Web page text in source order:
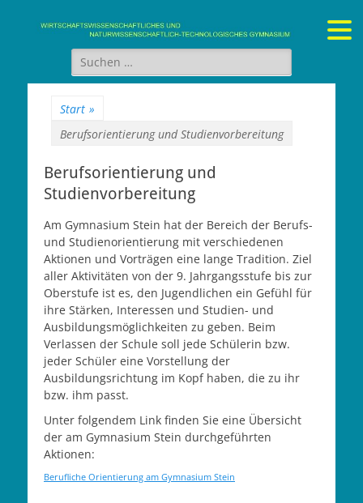
Gymnasium Stein
wirtschaftswissenschaftliches und naturwissenschaftlich-
technologisches Gymnasium
Suchen
nach:
Start »
Berufsorientierung und Studienvorbereitung
Berufsorientierung und
Studienvorbereitung
Am Gymnasium Stein hat der Bereich der Berufs-
und Studienorientierung mit verschiedenen
Aktionen und Vorträgen eine lange Tradition. Ziel
aller Aktivitäten von der 9. Jahrgangsstufe bis zur
Oberstufe ist es, den Jugendlichen ein Gefühl für
ihre Stärken, Interessen und Studien- und
Ausbildungsmöglichkeiten zu geben. Beim
Verlassen der Schule soll jede Schülerin bzw.
jeder Schüler eine Vorstellung der
Ausbildungsrichtung im Kopf haben, die zu ihr
bzw. ihm passt.
Unter folgendem Link finden Sie eine Übersicht
der am Gymnasium Stein durchgeführten
Aktionen:
Berufliche Orientierung am Gymnasium Stein